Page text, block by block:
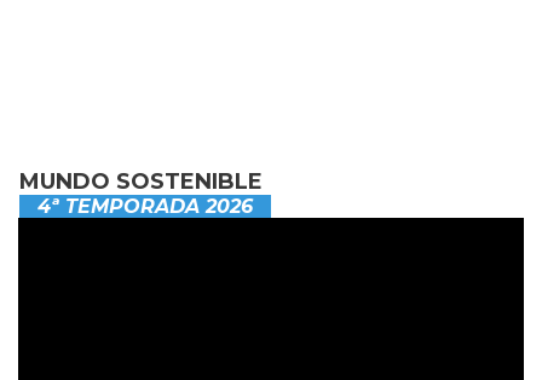
MUNDO SOSTENIBLE
4ª TEMPORADA 2026